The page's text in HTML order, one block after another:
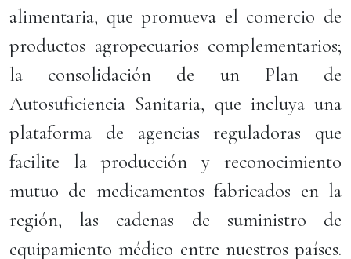
alimentaria, que promueva el comercio de
productos agropecuarios complementarios;
la consolidación de un Plan de
Autosuficiencia Sanitaria, que incluya una
plataforma de agencias reguladoras que
facilite la producción y reconocimiento
mutuo de medicamentos fabricados en la
región, las cadenas de suministro de
equipamiento médico entre nuestros países.